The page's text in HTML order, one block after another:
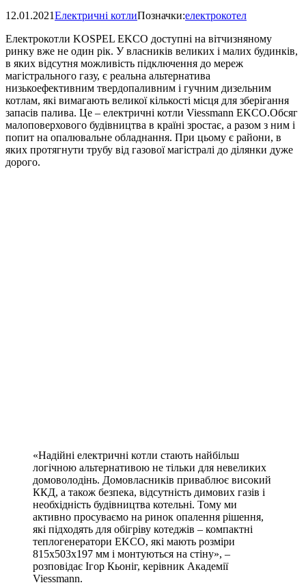
12.01.2021Електричні котлиПозначки:електрокотел
Електрокотли KOSPEL EKCO доступні на вітчизняному
ринку вже не один рік. У власників великих і малих будинків,
в яких відсутня можливість підключення до мереж
магістрального газу, є реальна альтернатива
низькоефективним твердопаливним і гучним дизельним
котлам, які вимагають великої кількості місця для зберігання
запасів палива. Це – електричні котли Viessmann EKCO.Обсяг
малоповерхового будівництва в країні зростає, а разом з ним і
попит на опалювальне обладнання. При цьому є райони, в
яких протягнути трубу від газової магістралі до ділянки дуже
дорого.
«Надійні електричні котли стають найбільш
логічною альтернативою не тільки для невеликих
домоволодінь. Домовласників приваблює високий
ККД, а також безпека, відсутність димових газів і
необхідність будівництва котельні. Тому ми
активно просуваємо на ринок опалення рішення,
які підходять для обігріву котеджів – компактні
теплогенератори EKCO, які мають розміри
815х503х197 мм і монтуються на стіну», –
розповідає Ігор Кьоніг, керівник Академії
Viessmann.